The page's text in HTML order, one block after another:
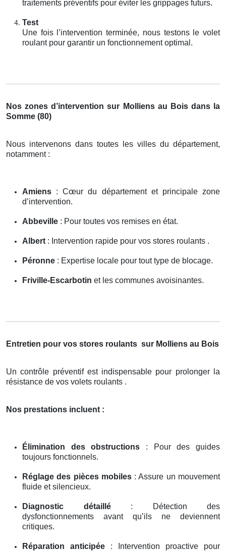
traitements préventifs pour éviter les grippages futurs.
Test
Une fois l’intervention terminée, nous testons le volet
roulant pour garantir un fonctionnement optimal.
Nos zones d’intervention sur Molliens au Bois dans la
Somme (80)
Nous intervenons dans toutes les villes du département,
notamment :
Amiens : Cœur du département et principale zone
d’intervention.
Abbeville : Pour toutes vos remises en état.
Albert : Intervention rapide pour vos stores roulants .
Péronne : Expertise locale pour tout type de blocage.
Friville-Escarbotin et les communes avoisinantes.
Entretien pour vos stores roulants sur Molliens au Bois
Un contrôle préventif est indispensable pour prolonger la
résistance de vos volets roulants .
Nos prestations incluent :
Élimination des obstructions : Pour des guides
toujours fonctionnels.
Réglage des pièces mobiles: Assure un mouvement
fluide et silencieux.
Diagnostic détaillé: Détection des
dysfonctionnements avant qu’ils ne deviennent
critiques.
Réparation anticipée : Intervention proactive pour